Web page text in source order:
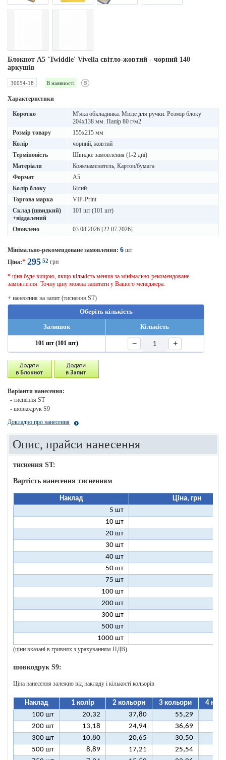
Блокнот А5 'Twiddle' Vivella світло-жовтий - чорний 140
аркушів
30054-18 В наявності
Характеристики
Коротко
М'яка обкладинка. Місце для ручки. Розмір блоку
204х138 мм. Папір 80 г/м2
Розмір товару
155х215 мм
Колір
чорний, жовтий
Терміновість
Швидке замовлення (1-2 дні)
Матеріали
Кожезаменитель, Картон/бумага
Формат
A5
Колір блоку
Білий
Торгова марка
VIP-Print
Склад (швидкий)
+віддалений
101 шт (101 шт)
Оновлено 03.08.2026 [22.07.2026]
Мінімально-рекомендоване замовлення: 6 шт
Ціна:* 295 52 грн
* ціна буде вищою, якщо кількість менша за мінімально-рекомендоване
замовлення. Точну ціну можна запитати у Вашого менеджера.
+ нанесення на запит (тиснення ST)
Оберіть кількість
Залишок
Кількість
101 шт (101 шт) − +
Варіанти нанесення:
- тиснення ST
- шовкодрук S9
Докладно про нанесення
Опис, прайси нанесення
тиснення ST:
Вартість нанесення тисненням
Наклад
Ціна, грн
5 шт
10 шт
20 шт
30 шт
40 шт
50 шт
75 шт
100 шт
200 шт
300 шт
500 шт
1000 шт
(ціни вказані в гривнях з урахуванням ПДВ)
шовкодрук S9:
Ціна нанесення залежно від накладу і кількості кольорів
Наклад 1 колір 2 кольори 3 кольори
4
100 шт
20,32 37,80 55,29
200 шт
13,18 24,94 36,69
300 шт
10,80 20,65 30,50
500 шт
8,89 17,21 25,54